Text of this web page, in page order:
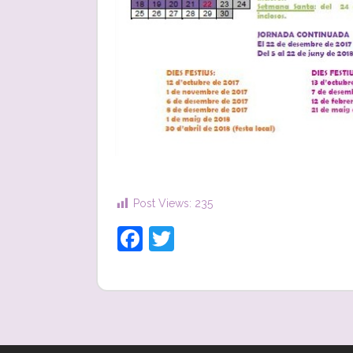
Post Views: 235
Facebook